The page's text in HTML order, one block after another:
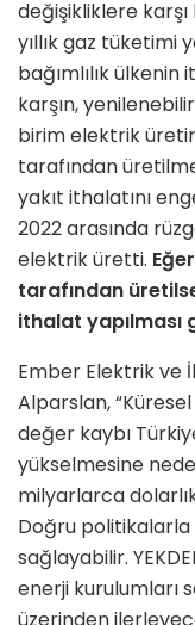
değişikliklere karşı
yıllık gaz tüketimi
bağımlılık ülkenin
karşın,
birim elektrik
tarafından
yakıt ithalatını
2022 arasında
elektrik üretti.
tarafından
ithalat yapılması
Ember Elektrik ve
Alparslan,
değer kaybı
yükselmesine
milyarlarca
Doğru
sağlayabilir.
enerji kurulumları